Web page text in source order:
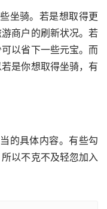
商户的刷新状况。若
以省下一些元宝。而
是你想取得坐骑，有
以不克不及轻忽加入